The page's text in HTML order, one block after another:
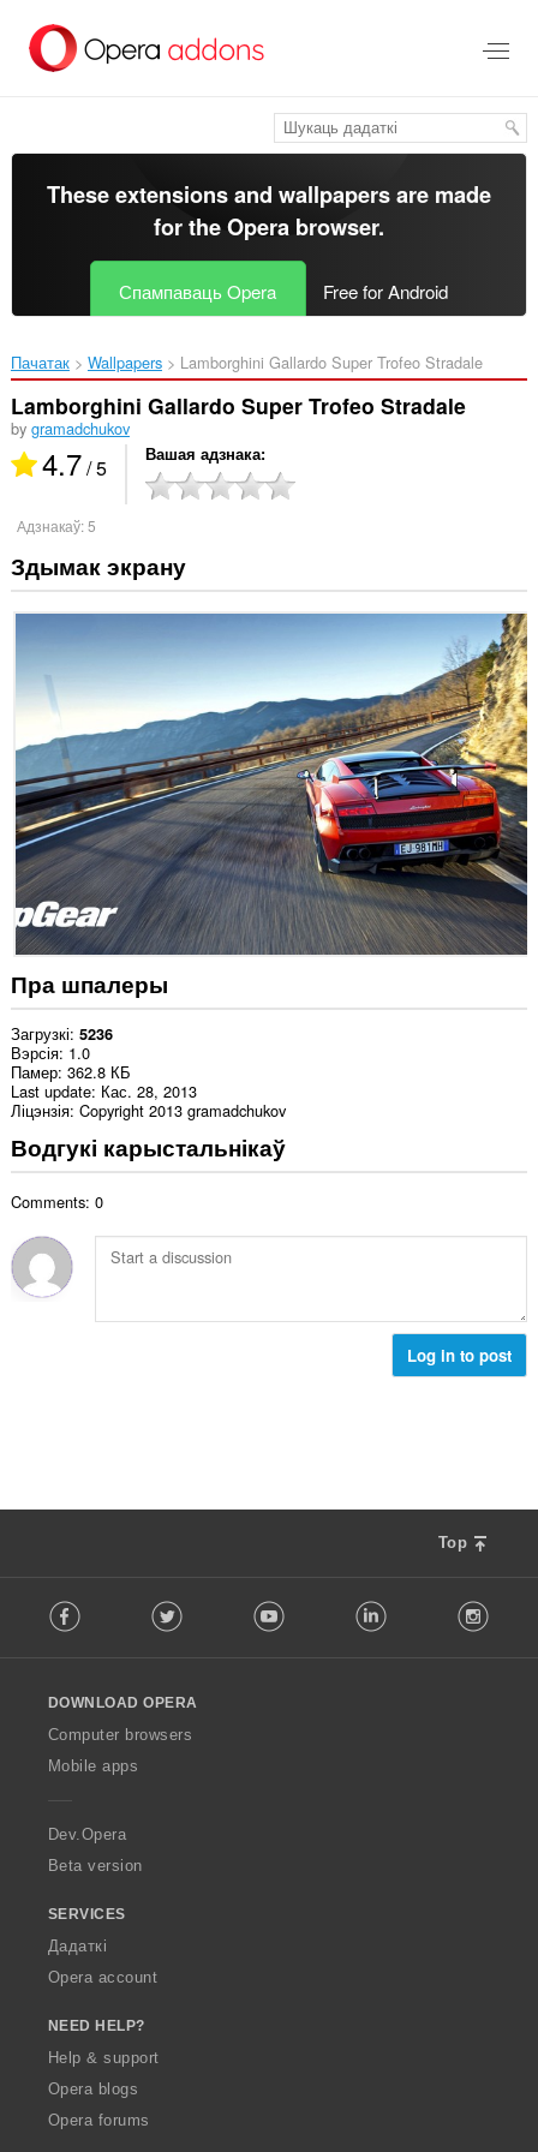
асноўнага
These extensions and wallpapers are made
for theOpera browser.
Спампаваць Opera Free for Android
Пачатак Wallpapers Lamborghini Gallardo Super Trofeo Stradale‎
Lamborghini Gallardo Super Trofeo Stradale
by gramadchukov
4.7/ 5 Вашая адзнака
Адзнакаў:5
Здымак экрану
Пра шпалеры
Загрузкі 5236
Вэрсія 1.0
Памер 362.8 КБ
Last update Кас. 28, 2013
Ліцэнзія Copyright 2013 gramadchukov
Водгукі карыстальнікаў
Comments: 0
Log in to post
Top
o
w
O
p
a
Facebook Twitter Youtube LinkedIn
DOWNLOAD OPERA
Computer browsers
Mobile apps
Dev.Opera
Beta version
SERVICES
Дадаткі
Opera account
NEED HELP?
Help & support
Opera blogs
Opera forums